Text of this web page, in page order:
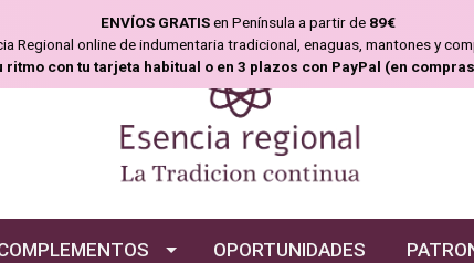
ENVÍOS GRATISen Península a partir de 89€
Regional online de indumentaria tradicional, enaguas, mantones y
ritmo con tu tarjeta habitual o en 3 plazos con PayPal (en
OPORTUNIDADES